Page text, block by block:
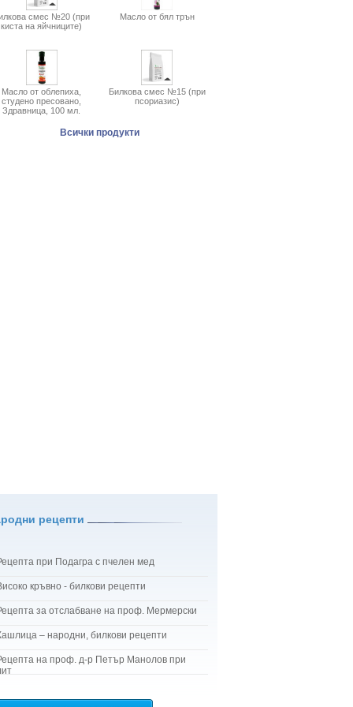
смес №20 (при
киста на яйчниците)
Масло от бял трън
Масло от облепиха,
студено пресовано,
Здравница, 100 мл.
Билкова смес №15 (при
псориазис)
Всички продукти
рецепти
при Подагра с пчелен мед
кръвно - билкови рецепти
за отслабване на проф. Мермерски
– народни, билкови рецепти
на проф. д-р Петър Манолов при